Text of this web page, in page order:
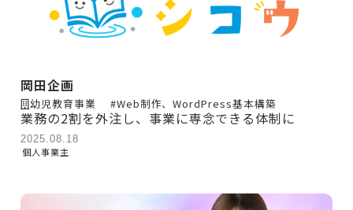
岡田企画
幼児教育事業 #Web制作、WordPress基本構築
業務の2割を外注し、事業に専念できる体制に
2025.08.18
個人事業主